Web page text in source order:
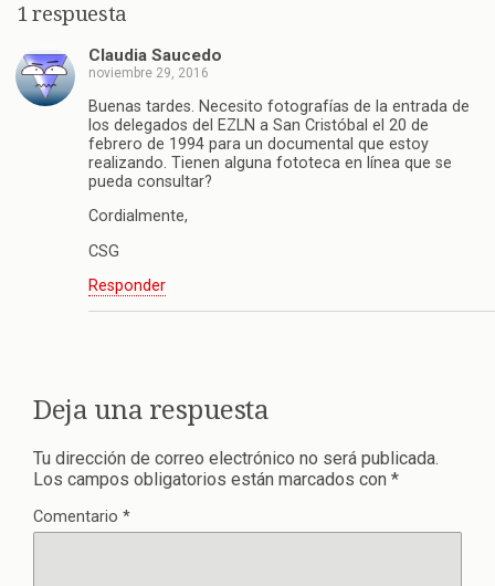
1 respuesta
Claudia Saucedo
noviembre 29, 2016
Buenas tardes. Necesito fotografías de la entrada de
los delegados del EZLN a San Cristóbal el 20 de
febrero de 1994 para un documental que estoy
realizando. Tienen alguna fototeca en línea que se
pueda consultar?
Cordialmente,
CSG
Responder
Deja una respuesta
Tu dirección de correo electrónico no será publicada.
Los campos obligatorios están marcados con *
Comentario *